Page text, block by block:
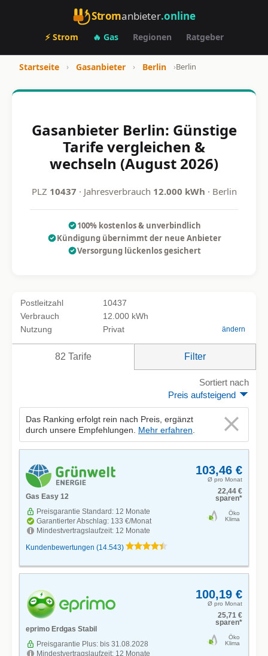
Stromanbieter.online
⚡ Strom 🔥 Gas Regionen Ratgeber
Startseite › Gasanbieter › Berlin ›Berlin
Gasanbieter Berlin: Günstige
Tarife vergleichen &
wechseln (August 2026)
PLZ 10437 · Jahresverbrauch 12.000 kWh · Berlin
100% kostenlos & unverbindlich
Kündigung übernimmt der neue Anbieter
Versorgung lückenlos gesichert